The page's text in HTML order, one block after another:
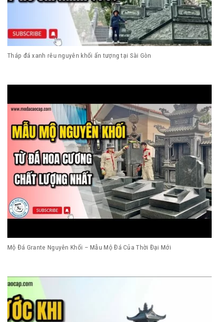
Tháp đá xanh rêu nguyên khối ấn tượng tại Sài Gòn
Mộ Đá Grante Nguyên Khối – Mẫu Mộ Đá Của Thời Đại Mới